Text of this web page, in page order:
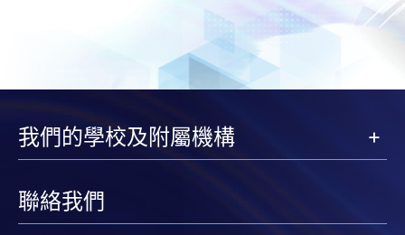
我們的學校及附屬機構
聯絡我們